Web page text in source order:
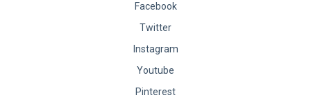
Facebook
Twitter
Instagram
Youtube
Pinterest